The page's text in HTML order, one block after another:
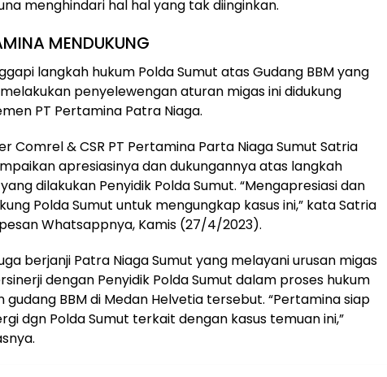
menghindari hal hal yang tak diinginkan.
MENDUKUNG
langkah hukum Polda Sumut atas Gudang BBM yang
penyelewengan aturan migas ini didukung
PT Pertamina Patra Niaga.
Comrel & CSR PT Pertamina Parta Niaga Sumut Satria
apresiasinya dan dukungannya atas langkah
dilakukan Penyidik Polda Sumut. “Mengapresiasi dan
Polda Sumut untuk mengungkap kasus ini,” kata Satria
Whatsappnya, Kamis (27/4/2023).
berjanji Patra Niaga Sumut yang melayani urusan migas
dengan Penyidik Polda Sumut dalam proses hukum
gudang BBM di Medan Helvetia tersebut. “Pertamina siap
dgn Polda Sumut terkait dengan kasus temuan ini,”